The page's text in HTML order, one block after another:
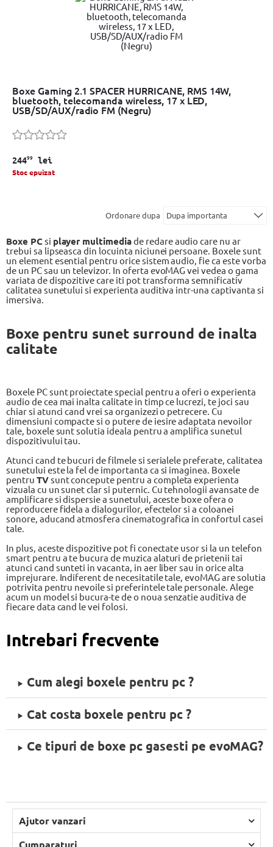
Boxe Gaming 2.1 SPACER HURRICANE, RMS 14W,
bluetooth, telecomanda wireless, 17 x LED,
USB/SD/AUX/radio FM (Negru)
24499 lei
Stoc epuizat
Ordonare dupa
Boxe PCsi player multimediade redare audio care nu ar
trebui sa lipseasca din locuinta niciunei persoane. Boxele sunt
un element esential pentru orice sistem audio, fie ca este vorba
de un PC sau un televizor. In oferta evoMAG vei vedea o gama
variata de dispozitive care iti pot transforma semnificativ
calitatea sunetului si experienta auditiva intr-una captivanta si
imersiva.
Boxe pentru sunet surround de inalta
calitate
Boxele PC sunt proiectate special pentru a oferi o experienta
audio de cea mai inalta calitate in timp ce lucrezi, te joci sau
chiar si atunci cand vrei sa organizezi o petrecere. Cu
dimensiuni compacte si o putere de iesire adaptata nevoilor
tale, boxele sunt solutia ideala pentru a amplifica sunetul
dispozitivului tau.
Atunci cand te bucuri de filmele si serialele preferate, calitatea
sunetului este la fel de importanta ca si imaginea. Boxele
pentru TVsunt concepute pentru a completa experienta
vizuala cu un sunet clar si puternic. Cu tehnologii avansate de
amplificare si dispersie a sunetului, aceste boxe ofera o
reproducere fidela a dialogurilor, efectelor si a coloanei
sonore, aducand atmosfera cinematografica in confortul casei
tale.
In plus, aceste dispozitive pot fi conectate usor si la un telefon
smart pentru a te bucura de muzica alaturi de prietenii tai
atunci cand sunteti in vacanta, in aer liber sau in orice alta
imprejurare. Indiferent de necesitatile tale, evoMAG are solutia
potrivita pentru nevoile si preferintele tale personale. Alege
acum un model si bucura-te de o noua senzatie auditiva de
fiecare data cand le vei folosi.
Intrebari frecvente
Cum alegi boxele pentru pc ?
Cat costa boxele pentru pc ?
Ce tipuri de boxe pc gasesti pe evoMAG?
Ajutor vanzari
Cumparaturi